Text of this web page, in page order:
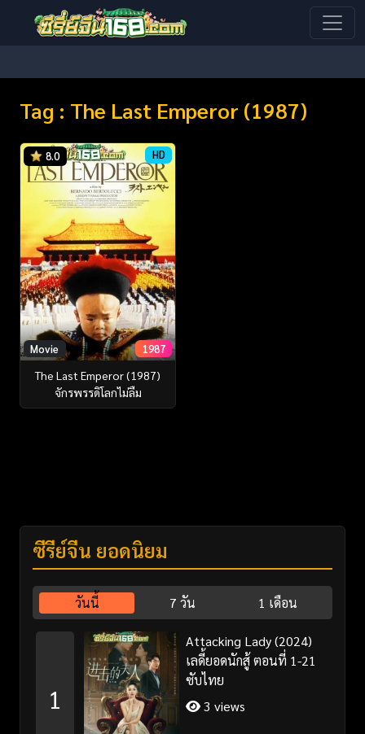
Tag : The Last Emperor (1987)
8.0 HD
Movie 1987
The Last Emperor (1987)
จักรพรรดิโลกไม่ลืม
ซีรี่ย์จีน ยอดนิยม
วันนี้ 7 วัน 1 เดือน
1
Attacking Lady (2024)
เลดี้ยอดนักสู้ ตอนที่ 1-21
ซับไทย
3 views